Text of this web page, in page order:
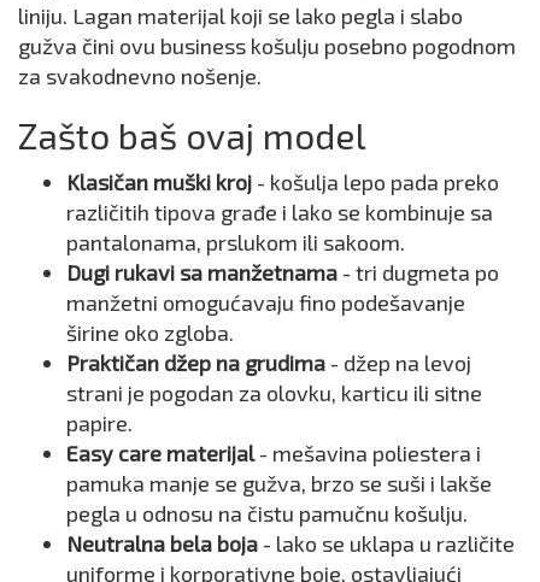
liniju. Lagan materijal koji se lako pegla i slabo
gužva čini ovu business košulju posebno pogodnom
za svakodnevno nošenje.
Zašto baš ovaj model
Klasičan muški kroj - košulja lepo pada preko
različitih tipova građe i lako se kombinuje sa
pantalonama, prslukom ili sakoom.
Dugi rukavi sa manžetnama - tri dugmeta po
manžetni omogućavaju fino podešavanje
širine oko zgloba.
Praktičan džep na grudima - džep na levoj
strani je pogodan za olovku, karticu ili sitne
papire.
Easy care materijal- mešavina poliestera i
pamuka manje se gužva, brzo se suši i lakše
pegla u odnosu na čistu pamučnu košulju.
Neutralna bela boja - lako se uklapa u različite
uniforme i korporativne boje, ostavljajući